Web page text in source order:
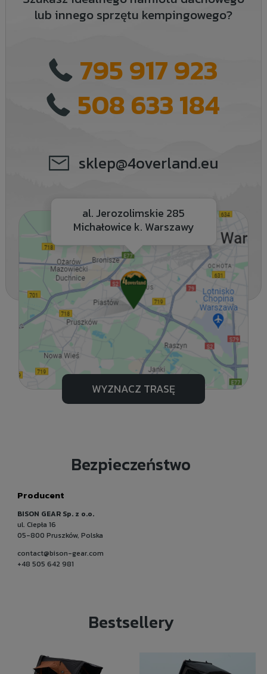
lub innego sprzętu kempingowego?
795 917 923
508 633 184
sklep@4overland.eu
al. Jerozolimskie 285
Michałowice k. Warszawy
WYZNACZ TRASĘ
Bezpieczeństwo
Producent
BISON GEAR Sp. z o.o.
ul. Ciepła 16
05-800 Pruszków, Polska
contact@bison-gear.com
+48 505 642 981
Bestsellery